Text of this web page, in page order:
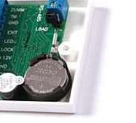
Сравнение
В наличии